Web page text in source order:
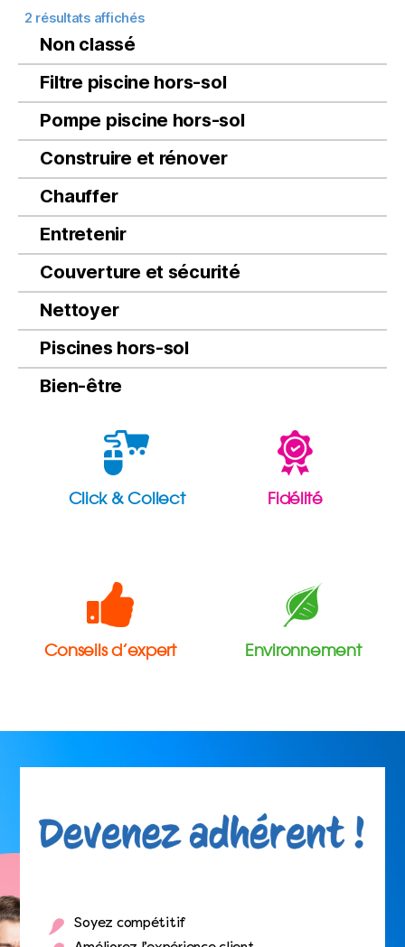
2 résultats affichés
Non classé
Filtre piscine hors-sol
Pompe piscine hors-sol
Construire et rénover
Chauffer
Entretenir
Couverture et sécurité
Nettoyer
Piscines hors-sol
Bien-être
Click & Collect
Conseils d’expert
Fidélité
Environnement
Soyez compétitif